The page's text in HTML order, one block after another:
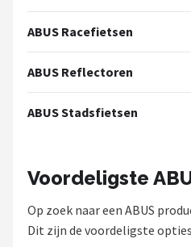
ABUS Racefietsen
ABUS Reflectoren
ABUS Stadsfietsen
Voordeligste
Op zoek naar een ABUS
Dit zijn de voordeligste